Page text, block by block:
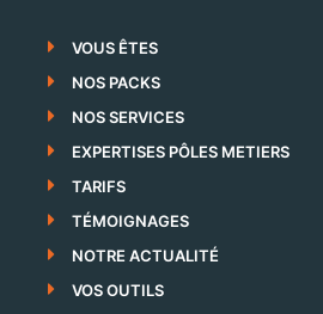
VOUS ÊTES
NOS PACKS
NOS SERVICES
EXPERTISES PÔLES METIERS
TARIFS
TÉMOIGNAGES
NOTRE ACTUALITÉ
VOS OUTILS